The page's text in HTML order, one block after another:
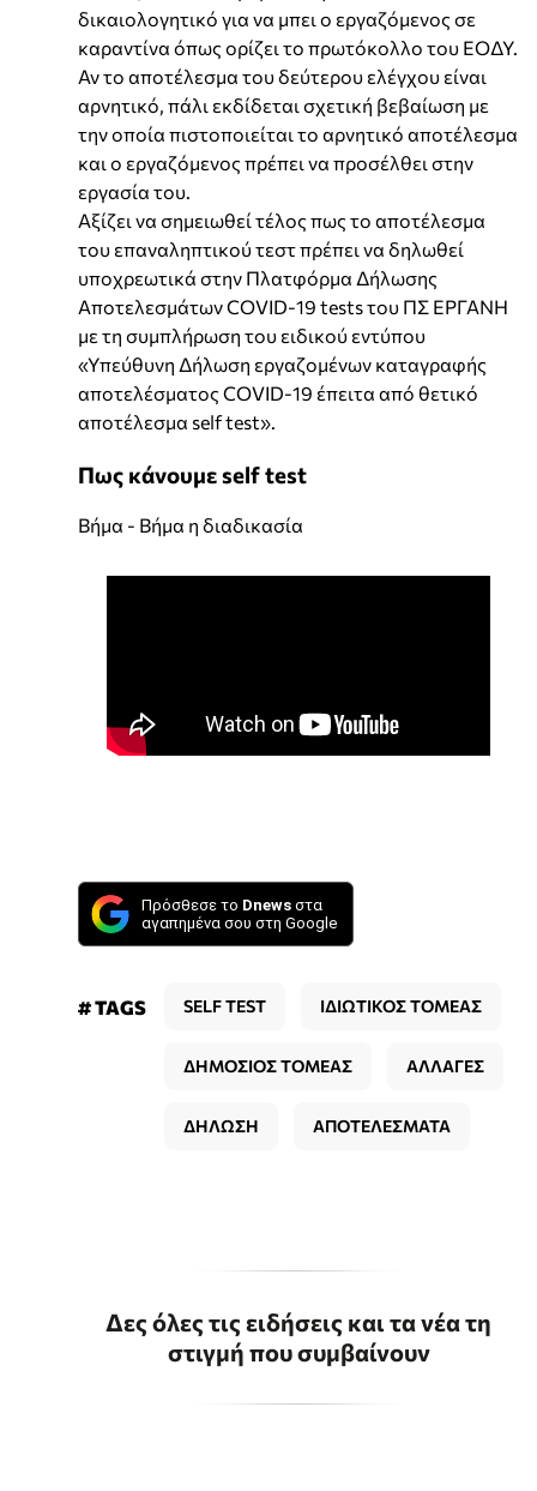
δικαιολογητικό για να μπει ο εργαζόμενος σε
καραντίνα όπως ορίζει το πρωτόκολλο του ΕΟΔΥ.
Αν το αποτέλεσμα του δεύτερου ελέγχου είναι
αρνητικό, πάλι εκδίδεται σχετική βεβαίωση με
την οποία πιστοποιείται το αρνητικό αποτέλεσμα
και ο εργαζόμενος πρέπει να προσέλθει στην
εργασία του.
Αξίζει να σημειωθεί τέλος πως το αποτέλεσμα
του επαναληπτικού τεστ πρέπει να δηλωθεί
υποχρεωτικά στην Πλατφόρμα Δήλωσης
Αποτελεσμάτων COVID-19 tests του ΠΣ ΕΡΓΑΝΗ
με τη συμπλήρωση του ειδικού εντύπου
«Υπεύθυνη Δήλωση εργαζομένων καταγραφής
αποτελέσματος COVID-19 έπειτα από θετικό
αποτέλεσμα self test».
Πως κάνουμε self test
Βήμα - Βήμα η διαδικασία
Πρόσθεσε το Dnews στα
αγαπημένα σου στη Google
# TAGS SELF TEST ΙΔΙΩΤΙΚΟΣ ΤΟΜΕΑΣ
ΔΗΜΟΣΙΟΣ ΤΟΜΕΑΣ ΑΛΛΑΓΕΣ
ΔΗΛΩΣΗ ΑΠΟΤΕΛΕΣΜΑΤΑ
Δες όλες τις ειδήσεις και τα νέα τη
στιγμή που συμβαίνουν